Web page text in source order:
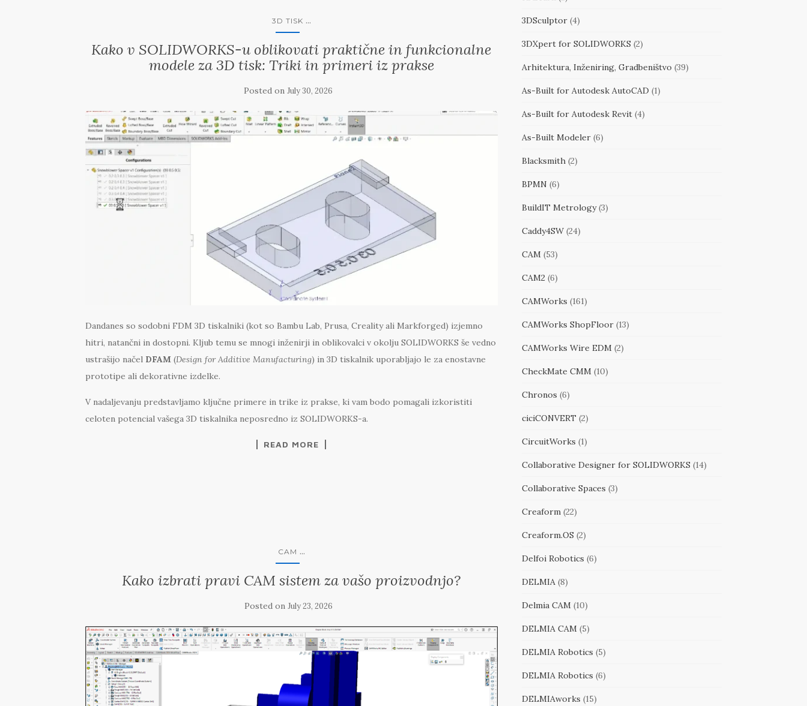
3D TISK ...
Kako v SOLIDWORKS-u oblikovati praktične in funkcionalne
modele za 3D tisk: Triki in primeri iz prakse
Posted onJuly 30, 2026
Dandanes so sodobni FDM 3D tiskalniki (kot so Bambu Lab, Prusa, Creality ali Markforged) izjemno
hitri, natančni in dostopni. Kljub temu se mnogi inženirji in oblikovalci v okolju SOLIDWORKS še vedno
ustrašijo načel DFAM (Design for Additive Manufacturing) in 3D tiskalnik uporabljajo le za enostavne
prototipe ali dekorativne izdelke.
V nadaljevanju predstavljamo ključne primere in trike iz prakse, ki vam bodo pomagali izkoristiti
celoten potencial vašega 3D tiskalnika neposredno iz SOLIDWORKS-a.
READ MORE
CAM ...
Kako izbrati pravi CAM sistem za vašo proizvodnjo?
Posted on July 23, 2026
3DSculptor(4)
3DXpert for SOLIDWORKS (2)
Arhitektura, Inženiring, Gradbeništvo (39)
As-Built for Autodesk AutoCAD (1)
As-Built for Autodesk Revit(4)
As-Built Modeler(6)
Blacksmith(2)
BPMN (6)
BuildIT Metrology(3)
Caddy4SW(24)
CAM(53)
CAM2(6)
CAMWorks (161)
CAMWorks ShopFloor(13)
CAMWorks Wire EDM(2)
CheckMate CMM(10)
Chronos (6)
ciciCONVERT (2)
CircuitWorks (1)
Collaborative Designer for SOLIDWORKS (14)
Collaborative Spaces (3)
Creaform(22)
Creaform.OS (2)
Delfoi Robotics (6)
DELMIA(8)
Delmia CAM(10)
DELMIA CAM(5)
DELMIA Robotics (5)
DELMIA Robotics (6)
DELMIAworks (15)